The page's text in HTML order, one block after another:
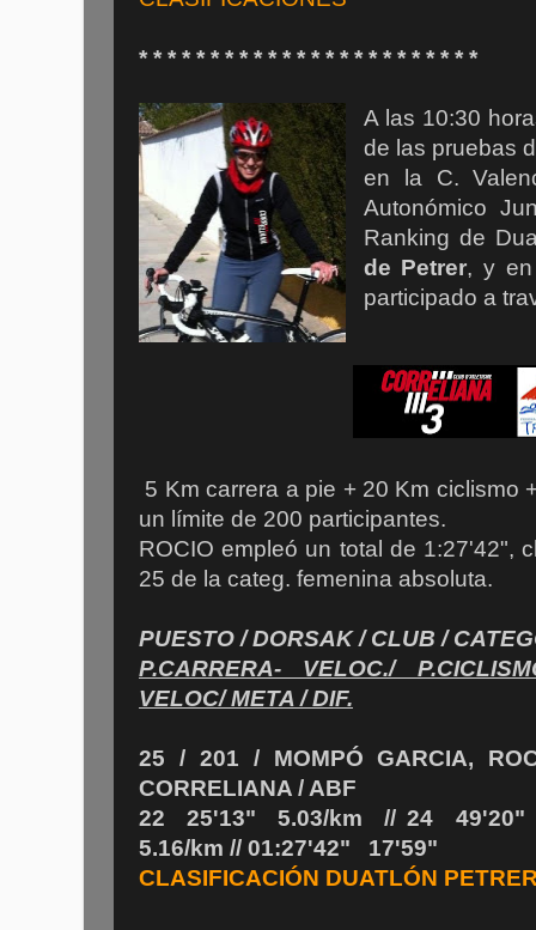
* * * * * * * * * * * * * * * * * * * * * * * *
A las 10:30
de las pruebas
en la C.
Autonómico
Ranking de
de Petrer, y en
participado a
5 Km carrera a pie + 20 Km ciclismo
un límite de 200 participantes.
ROCIO empleó un total de 1:27'42",
25 de la categ. femenina absoluta.
PUESTO / DORSAK / CLUB /
P.CARRERA- VELOC./
VELOC/ META / DIF.
25 / 201 / MOMPÓ GARCIA,
CORRELIANA / ABF
22 25'13" 5.03/km // 24 49'20"
5.16/km // 01:27'42" 17'59"
CLASIFICACIÓN DUATLÓN